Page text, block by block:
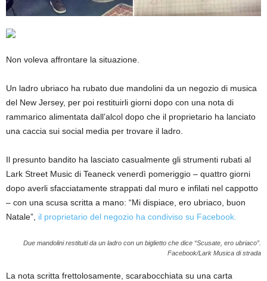
Non voleva affrontare la situazione.
Un ladro ubriaco ha rubato due mandolini da un negozio di musica
del New Jersey, per poi restituirli giorni dopo con una nota di
rammarico alimentata dall’alcol dopo che il proprietario ha lanciato
una caccia sui social media per trovare il ladro.
Il presunto bandito ha lasciato casualmente gli strumenti rubati al
Lark Street Music di Teaneck venerdì pomeriggio – quattro giorni
dopo averli sfacciatamente strappati dal muro e infilati nel cappotto
– con una scusa scritta a mano: “Mi dispiace, ero ubriaco, buon
Natale”, il proprietario del negozio ha condiviso su Facebook.
Due mandolini restituiti da un ladro con un biglietto che dice “Scusate, ero ubriaco”.
Facebook/Lark Musica di strada
La nota scritta frettolosamente, scarabocchiata su una carta